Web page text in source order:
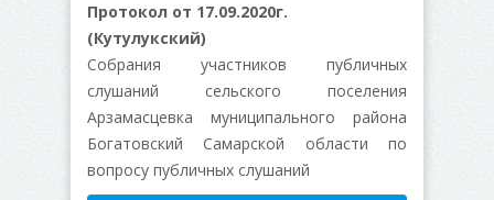
Протокол от 17.09.2020г.
(Кутулукский)
Собрания участников публичных
слушаний сельского поселения
Арзамасцевка муниципального района
Богатовский Самарской области по
вопросу публичных слушаний